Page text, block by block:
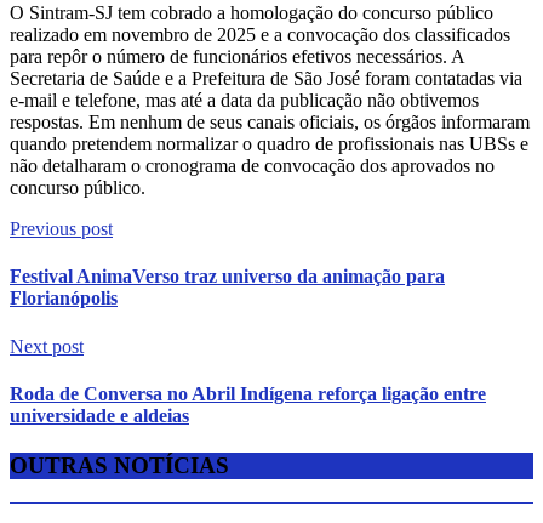
O Sintram-SJ tem cobrado a homologação do concurso público
realizado em novembro de 2025 e a convocação dos classificados
para repôr o número de funcionários efetivos necessários. A
Secretaria de Saúde e a Prefeitura de São José foram contatadas via
e-mail e telefone, mas até a data da publicação não obtivemos
respostas. Em nenhum de seus canais oficiais, os órgãos informaram
quando pretendem normalizar o quadro de profissionais nas UBSs e
não detalharam o cronograma de convocação dos aprovados no
concurso público.
Previous post
Festival AnimaVerso traz universo da animação para
Florianópolis
Next post
Roda de Conversa no Abril Indígena reforça ligação entre
universidade e aldeias
OUTRAS NOTÍCIAS